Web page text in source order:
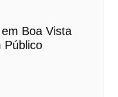
Boa Vista
Público